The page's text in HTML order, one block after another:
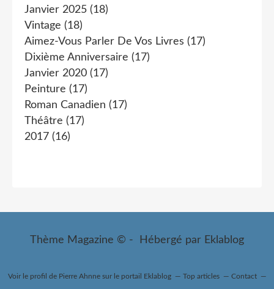
Janvier 2025 (18)
Vintage (18)
Aimez-Vous Parler De Vos Livres (17)
Dixième Anniversaire (17)
Janvier 2020 (17)
Peinture (17)
Roman Canadien (17)
Théâtre (17)
2017 (16)
Thème Magazine © - Hébergé par Eklablog
Voir le profil de Pierre Ahnnesur le portail Eklablog Top articles Contact